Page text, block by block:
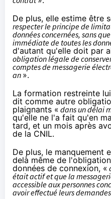
De plus, elle estime être
respecter le principe de
données concernées, sans
immédiate de toutes les
d'autant qu'elle doit par
obligation légale de
comptes de messagerie
an ».
La formation restreinte
dit comme autre
plaignants « dans un délai
qu'elle ne l'a fait qu'en
tard, et un mois après
de la CNIL.
De plus, le manquement
delà même de
données de connexion, «
était actif et que la
accessible aux personnes
avoir effectué leurs demandes